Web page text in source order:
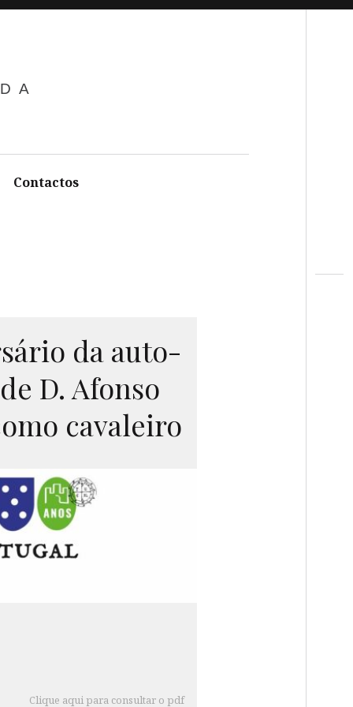
Contactos
ário da auto-
D. Afonso
cavaleiro
Clique aqui para consultar o pdf